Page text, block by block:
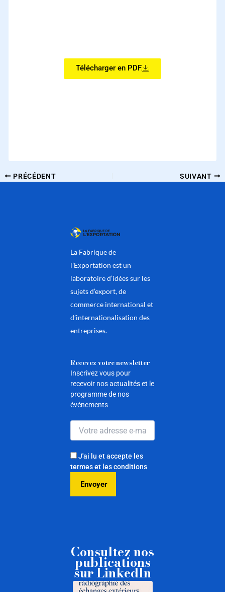
Télécharger en PDF
PRÉCÉDENT SUIVANT
La Fabrique de
l’Exportation est un
laboratoire d’idées sur les
sujets d’export, de
commerce international et
d’internationalisation des
entreprises.
Recevez votre newsletter
Inscrivez vous pour
recevoir nos actualités et le
programme de nos
événements
J'ai lu et accepte les
termes et les conditions
Consultez nos
publications
sur LinkedIn